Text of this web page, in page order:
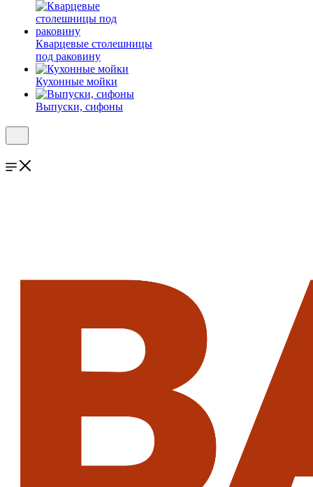
Кварцевые столешницы
под раковину
Кухонные мойки
Выпуски, сифоны